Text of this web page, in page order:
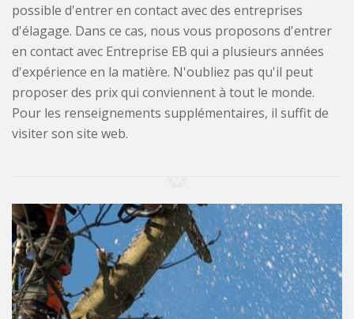
possible d'entrer en contact avec des entreprises
d'élagage. Dans ce cas, nous vous proposons d'entrer
en contact avec Entreprise EB qui a plusieurs années
d'expérience en la matière. N'oubliez pas qu'il peut
proposer des prix qui conviennent à tout le monde.
Pour les renseignements supplémentaires, il suffit de
visiter son site web.